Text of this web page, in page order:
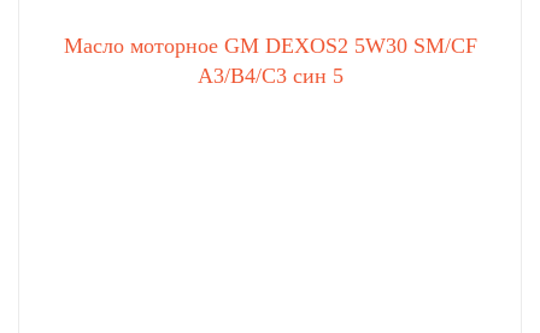
Масло моторное GM DEXOS2 5W30 SM/CF
A3/B4/C3 син 5